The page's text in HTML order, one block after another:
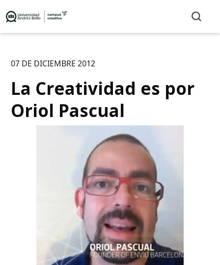
07 DE DICIEMBRE 2012
La Creatividad es por
Oriol Pascual